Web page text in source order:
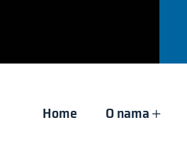
Home O nama